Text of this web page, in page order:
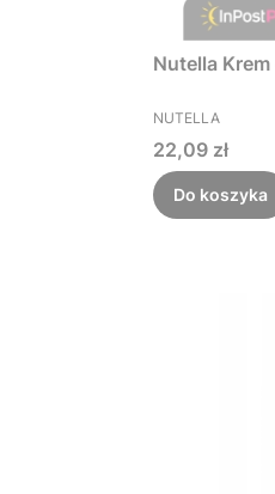
Nutella
PRODUCENT
NUTELLA
Cena
22,09 zł
Do koszyka